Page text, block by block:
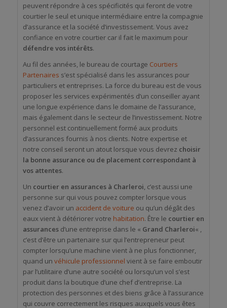
peuvent répondre à ces spécificités qui feront de votre
courtier le seul et unique intermédiaire entre la compagnie
d’assurance et la société d’investissement. Vous avez
confiance en votre courtier car il fait le maximum pour
défendre vos intérêts.
Au fil des années, le bureau de courtage Courtiers
Partenaires s’est spécialisé dans les assurances pour
particuliers et entreprises. La force du bureau est de vous
proposer les services expérimentés d’un conseiller ayant
une longue expérience dans le domaine de l’assurance,
mais également dans le secteur de l’investissement. Notre
personnel est continuellement formé aux produits
d’assurances fournis à nos clients. Notre expertise et
notre conseil seront un atout lorsque vous devrez choisir
la bonne assurance ou de placement correspondant à
vos attentes.
Un courtier en assurances à Charleroi, c’est aussi une
personne sur qui vous pouvez compter lorsque vous
venez d’avoir un accident de voiture ou qu’un dégât des
eaux vient à détériorer votre habitation. Être le courtier en
assurancesd’une entreprise dans le « Grand Charleroi« ,
c’est d’être un partenaire sur qui l’entrepreneur peut
compter lorsqu’une machine vient à ne plus fonctionner,
quand un véhicule professionnel vient à se faire emboutir
par l’utilitaire d’une autre société ou lorsqu’un vol s’est
produit dans la boutique d’une chef d’entreprise. La
protection des personnes et des biens grâce à l’assurance
qui couvre correctement les risques auxquels vous êtes